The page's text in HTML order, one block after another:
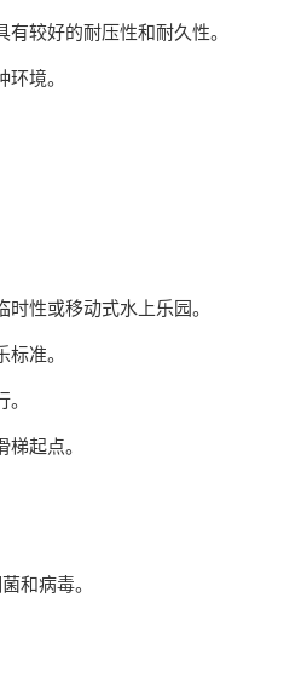
较好的耐压性和耐久性。
境。
性或移动式水上乐园。
准。
起点。
和病毒。